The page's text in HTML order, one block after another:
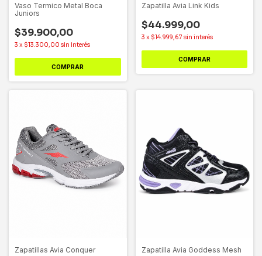
Vaso Termico Metal Boca
Juniors
$39.900,00
3 x $13.300,00 sin interés
Zapatilla Avia Link Kids
$44.999,00
3 x $14.999,67 sin interés
COMPRAR
Zapatillas Avia Conquer Zapatilla Avia Goddess Mesh